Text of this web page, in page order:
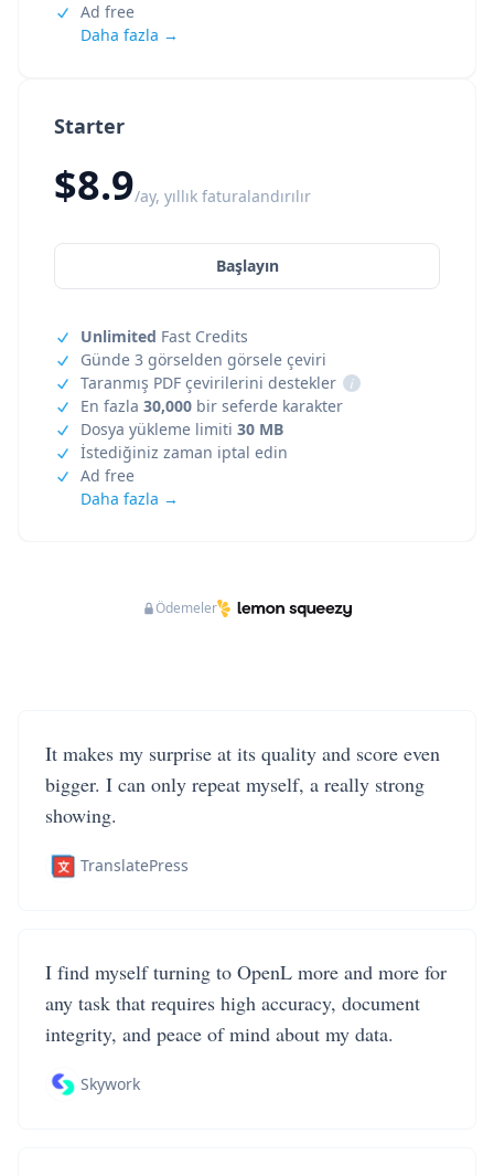
Starter
$8.9/ay, yıllık faturalandırılır
Başlayın
Unlimited Fast Credits
Günde 3 görselden görsele çeviri
Taranmış PDF çevirilerini destekler
i
En fazla 30,000 bir seferde karakter
Dosya yükleme limiti 30 MB
İstediğiniz zaman iptal edin
Ad free
Daha fazla →
Ad free
Daha fazla →
Ödemeler
It makes my surprise at its quality and score even
bigger. I can only repeat myself, a really strong
showing.
TranslatePress
I find myself turning to OpenL more and more for
any task that requires high accuracy, document
integrity, and peace of mind about my data.
Skywork